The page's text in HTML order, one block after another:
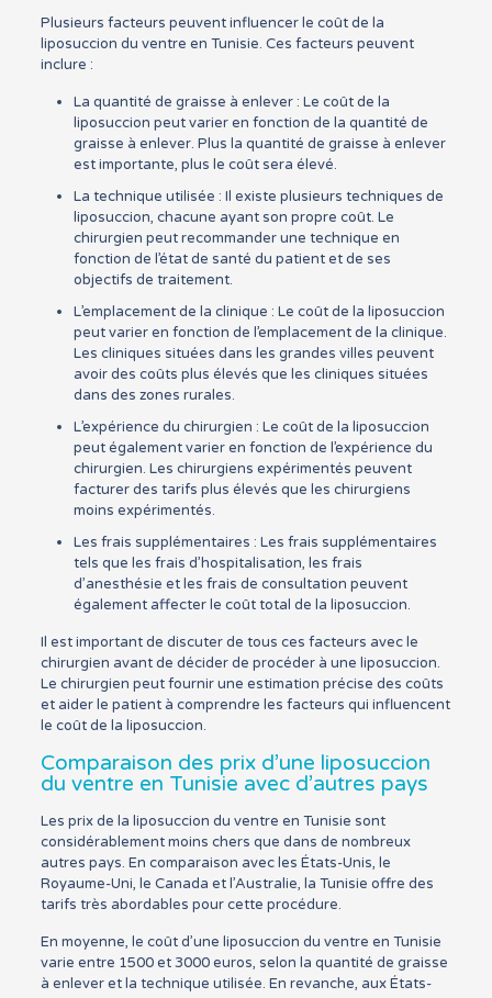
Plusieurs facteurs peuvent influencer le coût de la
liposuccion du ventre en Tunisie. Ces facteurs peuvent
inclure :
La quantité de graisse à enlever : Le coût de la
liposuccion peut varier en fonction de la quantité de
graisse à enlever. Plus la quantité de graisse à enlever
est importante, plus le coût sera élevé.
La technique utilisée : Il existe plusieurs techniques de
liposuccion, chacune ayant son propre coût. Le
chirurgien peut recommander une technique en
fonction de l’état de santé du patient et de ses
objectifs de traitement.
L’emplacement de la clinique : Le coût de la liposuccion
peut varier en fonction de l’emplacement de la clinique.
Les cliniques situées dans les grandes villes peuvent
avoir des coûts plus élevés que les cliniques situées
dans des zones rurales.
L’expérience du chirurgien : Le coût de la liposuccion
peut également varier en fonction de l’expérience du
chirurgien. Les chirurgiens expérimentés peuvent
facturer des tarifs plus élevés que les chirurgiens
moins expérimentés.
Les frais supplémentaires : Les frais supplémentaires
tels que les frais d’hospitalisation, les frais
d’anesthésie et les frais de consultation peuvent
également affecter le coût total de la liposuccion.
Il est important de discuter de tous ces facteurs avec le
chirurgien avant de décider de procéder à une liposuccion.
Le chirurgien peut fournir une estimation précise des coûts
et aider le patient à comprendre les facteurs qui influencent
le coût de la liposuccion.
Comparaison des prix d’une liposuccion
du ventre en Tunisie avec d’autres pays
Les prix de la liposuccion du ventre en Tunisie sont
considérablement moins chers que dans de nombreux
autres pays. En comparaison avec les États-Unis, le
Royaume-Uni, le Canada et l’Australie, la Tunisie offre des
tarifs très abordables pour cette procédure.
En moyenne, le coût d’une liposuccion du ventre en Tunisie
varie entre 1500 et 3000 euros, selon la quantité de graisse
à enlever et la technique utilisée. En revanche, aux États-